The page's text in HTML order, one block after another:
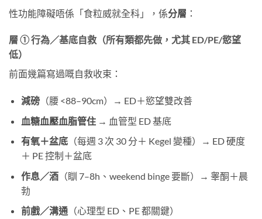
性功能障礙唔係「食粒威就全科」，係分層 ：
層 ① 行為／基底自救（所有類都先做，尤其 ED/PE/慾望
低）
前面幾篇寫過嘅自救收束：
減磅（腰 <88–90cm）→ ED＋慾望雙改善
血糖血壓血脂管住​ → 血管型 ED 基底
有氧＋盆底（每週 3 次 30 分＋ Kegel 變種）→ ED 硬度
＋ PE 控制＋盆底
作息／酒（瞓 7–8h、weekend binge 要斷）→ 睾酮＋晨
勃
前戲／溝通（心理型 ED、PE 都關鍵）